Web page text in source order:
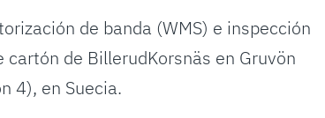
de banda (WMS) e inspección
de BillerudKorsnäs en Gruvön
4), en Suecia.